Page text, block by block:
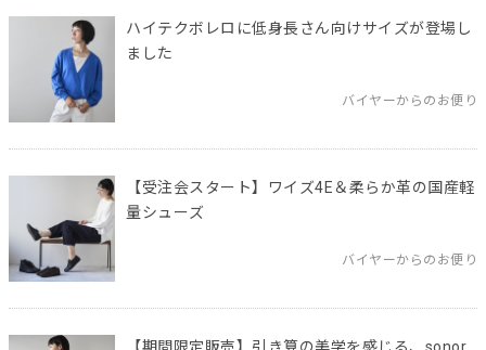
ハイテクボレロに低身長さん向けサイズが登場し
ました
バイヤーからのお便り
【受注会スタート】ワイズ4E＆柔らか革の国産軽
量シューズ
バイヤーからのお便り